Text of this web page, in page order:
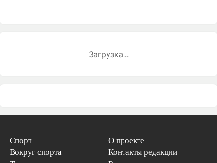
Загрузка...
Спорт
Вокруг спорта
О проекте
Контакты редакции